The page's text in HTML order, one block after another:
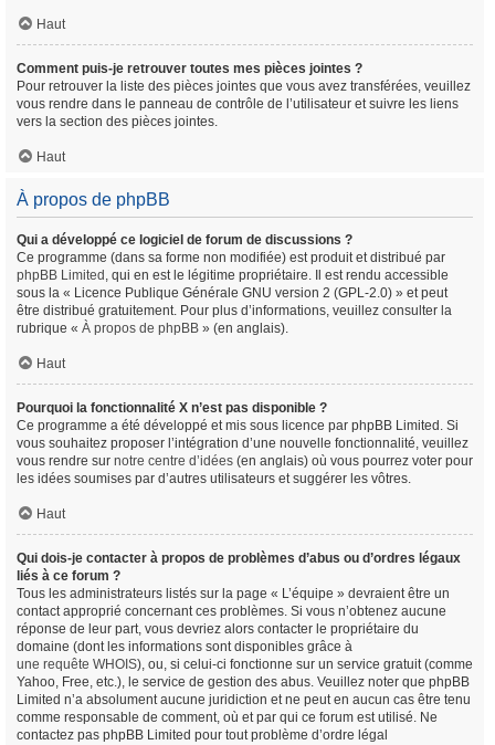
Haut
Comment puis-je retrouver toutes mes pièces jointes ?
Pour retrouver la liste des pièces jointes que vous avez transférées, veuillez
vous rendre dans le panneau de contrôle de l’utilisateur et suivre les liens
vers la section des pièces jointes.
Haut
À propos de phpBB
Qui a développé ce logiciel de forum de discussions ?
Ce programme (dans sa forme non modifiée) est produit et distribué par
phpBB Limited , qui en est le légitime propriétaire. Il est rendu accessible
sous la « Licence Publique Générale GNU version 2 (GPL-2.0) » et peut
être distribué gratuitement. Pour plus d’informations, veuillez consulter la
rubrique « À propos de phpBB » (en anglais).
Haut
Pourquoi la fonctionnalité X n’est pas disponible ?
Ce programme a été développé et mis sous licence par phpBB Limited. Si
vous souhaitez proposer l’intégration d’une nouvelle fonctionnalité, veuillez
vous rendre sur notre centre d’idées (en anglais) où vous pourrez voter pour
les idées soumises par d’autres utilisateurs et suggérer les vôtres.
Haut
Qui dois-je contacter à propos de problèmes d’abus ou d’ordres légaux
liés à ce forum ?
Tous les administrateurs listés sur la page « L’équipe » devraient être un
contact approprié concernant ces problèmes. Si vous n’obtenez aucune
réponse de leur part, vous devriez alors contacter le propriétaire du
domaine (dont les informations sont disponibles grâce à
une requête WHOIS), ou, si celui-ci fonctionne sur un service gratuit (comme
Yahoo, Free, etc.), le service de gestion des abus. Veuillez noter que phpBB
Limited n’a absolument aucune juridiction et ne peut en aucun cas être tenu
comme responsable de comment, où et par qui ce forum est utilisé. Ne
contactez pas phpBB Limited pour tout problème d’ordre légal